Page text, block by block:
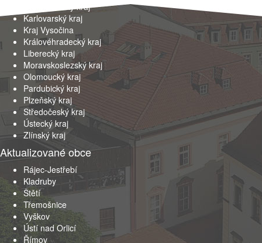
Jihomoravský kraj
Karlovarský kraj
Kraj Vysočina
Královéhradecký kraj
Liberecký kraj
Moravskoslezský kraj
Olomoucký kraj
Pardubický kraj
Plzeňský kraj
Středočeský kraj
Ústecký kraj
Zlínský kraj
Aktualizované obce
Rájec-Jestřebí
Kladruby
Štětí
Třemošnice
Vyškov
Ústí nad Orlicí
Římov